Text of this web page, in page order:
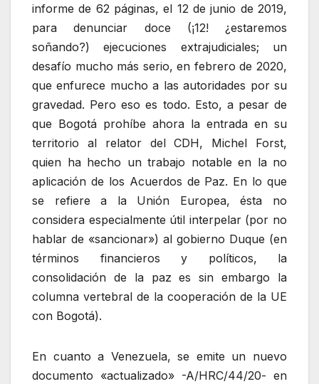
informe de 62 páginas, el 12 de junio de 2019,
para denunciar doce (¡12! ¿estaremos
soñando?) ejecuciones extrajudiciales; un
desafío mucho más serio, en febrero de 2020,
que enfurece mucho a las autoridades por su
gravedad. Pero eso es todo. Esto, a pesar de
que Bogotá prohíbe ahora la entrada en su
territorio al relator del CDH, Michel Forst,
quien ha hecho un trabajo notable en la no
aplicación de los Acuerdos de Paz. En lo que
se refiere a la Unión Europea, ésta no
considera especialmente útil interpelar (por no
hablar de «sancionar») al gobierno Duque (en
términos financieros y políticos, la
consolidación de la paz es sin embargo la
columna vertebral de la cooperación de la UE
con Bogotá).
En cuanto a Venezuela, se emite un nuevo
documento «actualizado» -A/HRC/44/20- en